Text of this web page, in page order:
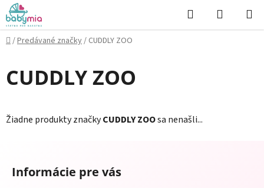
Prejsť
na
obsah
Hľadať
KOŠÍK
Domov
/Predávané značky/ CUDDLY ZOO
CUDDLY ZOO
Žiadne produkty značkyCUDDLY ZOOsa nenašli...
Informácie pre vás